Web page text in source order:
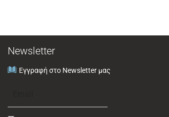
Newsletter
Εγγραφή στο Newsletter μας